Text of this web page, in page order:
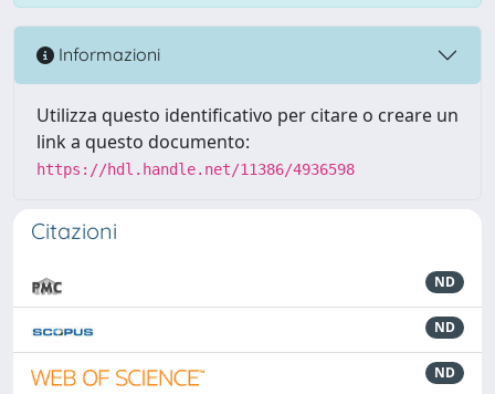
Informazioni
Utilizza questo identificativo per citare o creare un
link a questo documento:
https://hdl.handle.net/11386/4936598
Citazioni
ND
ND
ND